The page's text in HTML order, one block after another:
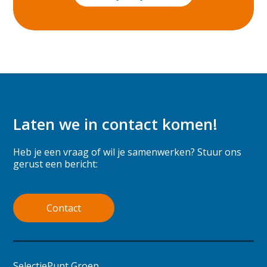
Laten we in contact komen!
Heb je een vraag of wil je samenwerken? Stuur ons
gerust een bericht:
Contact